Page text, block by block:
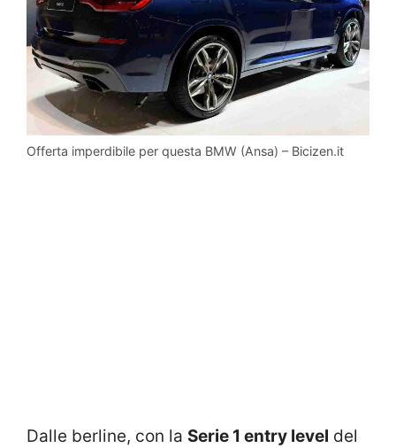
Offerta imperdibile per questa BMW (Ansa) – Bicizen.it
Dalle berline, con la Serie 1 entry level del